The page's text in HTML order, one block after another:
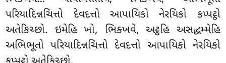
પરિયાદિન્નચિત્તો દેવદત્તો આપાયિકો નેરયિકો કપ્પટ્ઠો
અતેકિચ્છો. ઇમેહિ ખો, ભિક્ખવે, અટ્ઠહિ અસદ્ધમ્મેહિ
અભિભૂતો પરિયાદિન્નચિત્તો દેવદત્તો આપાયિકો નેરયિકો